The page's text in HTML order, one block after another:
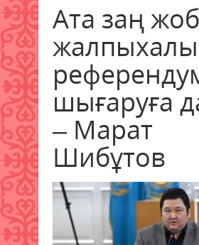
Ата заң
шығаруға
– Марат
Шибұтов